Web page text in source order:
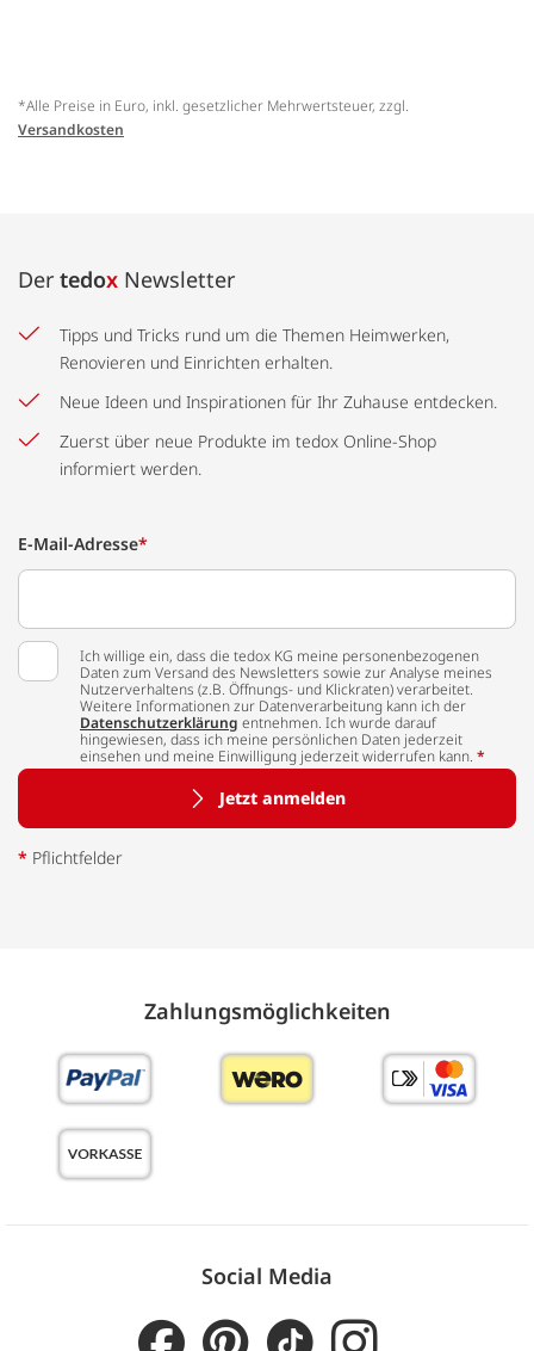
*Alle Preise in Euro, inkl. gesetzlicher Mehrwertsteuer, zzgl.
Versandkosten
Der tedox Newsletter
Tipps und Tricks rund um die Themen Heimwerken,
Renovieren und Einrichten erhalten.
Neue Ideen und Inspirationen für Ihr Zuhause entdecken.
Zuerst über neue Produkte im tedox Online-Shop
informiert werden.
E-Mail-Adresse*
Ich willige ein, dass die tedox KG meine personenbezogenen
Daten zum Versand des Newsletters sowie zur Analyse meines
Nutzerverhaltens (z.B. Öffnungs- und Klickraten) verarbeitet.
Weitere Informationen zur Datenverarbeitung kann ich der
Datenschutzerklärung entnehmen. Ich wurde darauf
hingewiesen, dass ich meine persönlichen Daten jederzeit
einsehen und meine Einwilligung jederzeit widerrufen kann. *
Jetzt anmelden
* Pflichtfelder
Zahlungs­möglich­keiten
Social Media